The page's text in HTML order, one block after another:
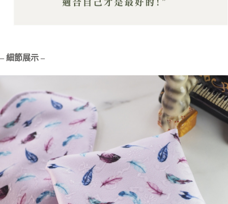
– 細節展示 –